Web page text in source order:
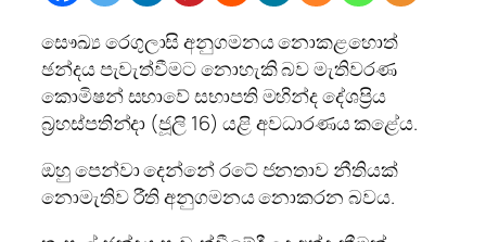
සෞඛ්‍ය රෙගුලාසි අනුගමනය නොකළහොත්
ඡන්දය පැවැත්වීමට නොහැකි බව මැතිවරණ
කොමිෂන් සභාවේ සභාපති මහින්ද දේශප්‍රිය
බ්‍රහස්පතින්දා (ජූලි 16) යළි අවධාරණය කළේය.
ඔහු පෙන්වා දෙන්නේ රටේ ජනතාව නීතියක්
නොමැතිව රීති අනුගමනය නොකරන බවය.